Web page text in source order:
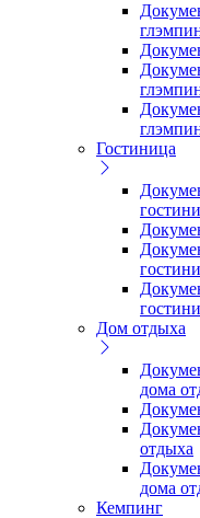
Гостиница
Дом отдыха
дома
отдыха
дома
Кемпинг